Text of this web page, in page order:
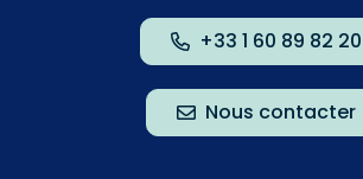
+33 1 60 89 82 20
Nous contacter